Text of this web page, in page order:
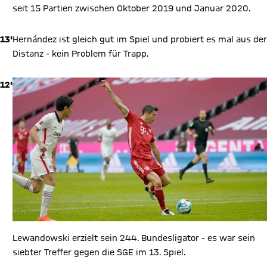
seit 15 Partien zwischen Oktober 2019 und Januar 2020.
13'Hernández ist gleich gut im Spiel und probiert es mal aus der
Distanz - kein Problem für Trapp.
12'
Lewandowski erzielt sein 244. Bundesligator - es war sein
siebter Treffer gegen die SGE im 13. Spiel.